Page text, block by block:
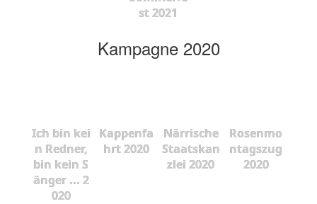
st 2021
Kampagne 2020
Ich bin kei
n Redner,
bin kein S
änger ... 2
020
Kappenfa
hrt 2020
Närrische
Staatskan
zlei 2020
Rosenmo
ntagszug
2020